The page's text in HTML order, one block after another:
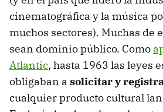
cinematográfica y la música
muchos sectores). Muchas de
sean dominio público. Como
Atlantic, hasta 1963 las leyes
obligaban a solicitar y
cualquier producto cultural